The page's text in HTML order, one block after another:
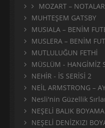
MOZART –
MUHTEŞEM GATSBY
MUSIALA – BENİM
MUSLERA – BENİM
MUTLULUĞUN FETHİ
MÜSLÜM - HANGİMİZ
NEHİR - İS SERİSİ 2
NEİL ARMSTRONG –
Nesli'nin Güzellik
NEŞELİ BALIK BOYAMA
NEŞELİ DENİZKIZI